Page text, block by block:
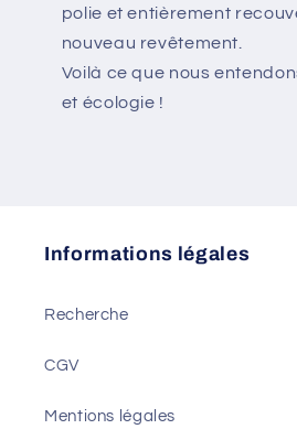
polie et entièrement
nouveau revêtement.
Voilà ce que nous
et écologie !
Informations légales
Recherche
CGV
Mentions légales